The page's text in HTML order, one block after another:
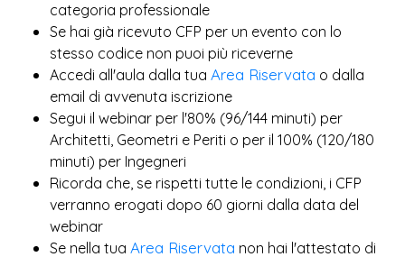
categoria professionale
Se hai già ricevuto CFP per un evento con lo
stesso codice non puoi più riceverne
Accedi all'aula dalla tua Area Riservata o dalla
email di avvenuta iscrizione
Segui il webinar per l'80% (96/144 minuti) per
Architetti, Geometri e Periti o per il 100% (120/180
minuti) per Ingegneri
Ricorda che, se rispetti tutte le condizioni, i CFP
verranno erogati dopo 60 giorni dalla data del
webinar
Se nella tua Area Riservata non hai l'attestato di